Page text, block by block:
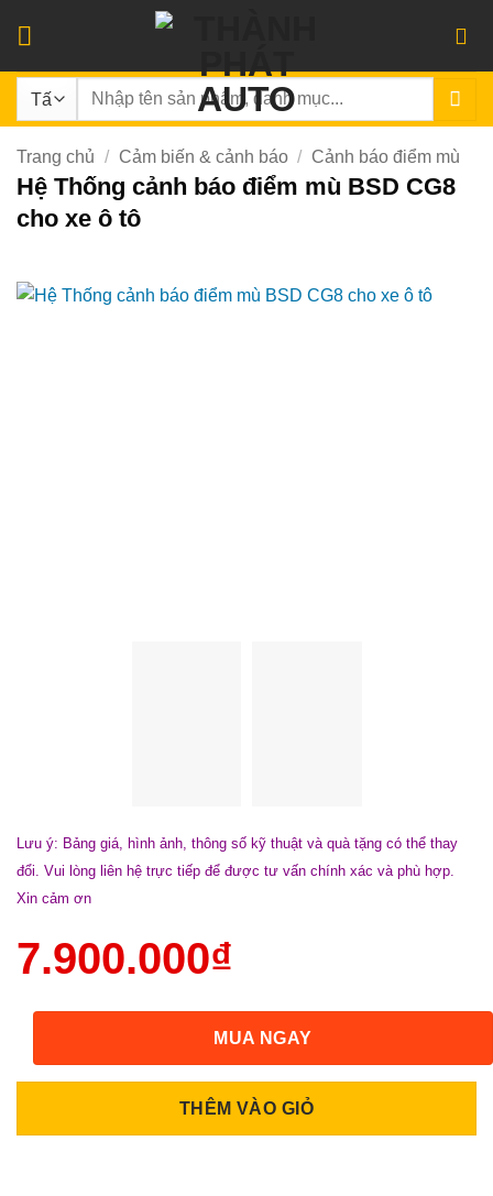
qua
nội
dung
Tìm
Trang chủ / Cảm biến & cảnh báo / Cảnh báo điểm mù
Hệ Thống cảnh báo điểm mù BSD CG8
cho xe ô tô
Lưu ý: Bảng giá, hình ảnh, thông số kỹ thuật và quà tặng có thể thay
đổi. Vui lòng liên hệ trực tiếp để được tư vấn chính xác và phù hợp.
Xin cảm ơn
7.900.000₫
THÊM VÀO GIỎ
MUA NGAY